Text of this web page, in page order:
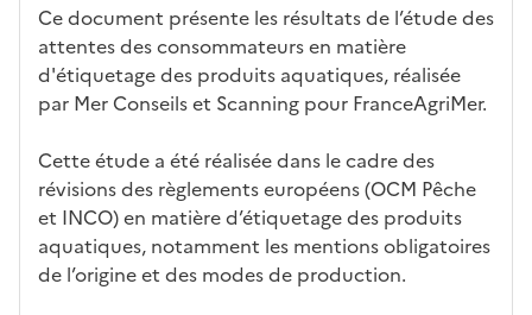
Ce document présente les résultats de l’étude des
attentes des consommateurs en matière
d'étiquetage des produits aquatiques, réalisée
par Mer Conseils et Scanning pour FranceAgriMer.
Cette étude a été réalisée dans le cadre des
révisions des règlements européens (OCM Pêche
et INCO) en matière d’étiquetage des produits
aquatiques, notamment les mentions obligatoires
de l’origine et des modes de production.